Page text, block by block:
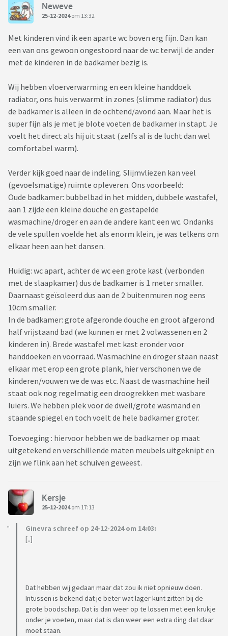
Neweve
25-12-2024om 13:32
Met kinderen vind ik een aparte wc boven erg fijn. Dan kan
een van ons gewoon ongestoord naar de wc terwijl de ander
met de kinderen in de badkamer bezig is.
Wij hebben vloerverwarming en een kleine handdoek
radiator, ons huis verwarmt in zones (slimme radiator) dus
de badkamer is alleen in de ochtend/avond aan. Maar het is
super fijn als je met je blote voeten de badkamer in stapt. Je
voelt het direct als hij uit staat (zelfs al is de lucht dan wel
comfortabel warm).
Verder kijk goed naar de indeling. Slijmvliezen kan veel
(gevoelsmatige) ruimte opleveren. Ons voorbeeld:
Oude badkamer: bubbelbad in het midden, dubbele wastafel,
aan 1 zijde een kleine douche en gestapelde
wasmachine/droger en aan de andere kant een wc. Ondanks
de vele spullen voelde het als enorm klein, je was telkens om
elkaar heen aan het dansen.
Huidig: wc apart, achter de wc een grote kast (verbonden
met de slaapkamer) dus de badkamer is 1 meter smaller.
Daarnaast geïsoleerd dus aan de 2 buitenmuren nog eens
10cm smaller.
In de badkamer: grote afgeronde douche en groot afgerond
half vrijstaand bad (we kunnen er met 2 volwassenen en 2
kinderen in). Brede wastafel met kast eronder voor
handdoeken en voorraad. Wasmachine en droger staan naast
elkaar met erop een grote plank, hier verschonen we de
kinderen/vouwen we de was etc. Naast de wasmachine heil
staat ook nog regelmatig een droogrekken met wasbare
luiers. We hebben plek voor de dweil/grote wasmand en
staande spiegel en toch voelt de hele badkamer groter.
Toevoeging : hiervoor hebben we de badkamer op maat
uitgetekend en verschillende maten meubels uitgeknipt en
zijn we flink aan het schuiven geweest.
Kersje
25-12-2024om 17:13
Ginevra schreef op 24-12-2024 om 14:03:
[..]
Dat hebben wij gedaan maar dat zou ik niet opnieuw doen.
Intussen is bekend dat je beter wat lager kunt zitten bij de
grote boodschap. Dat is dan weer op te lossen met een krukje
onder je voeten, maar dat is dan weer een extra ding dat daar
moet staan.